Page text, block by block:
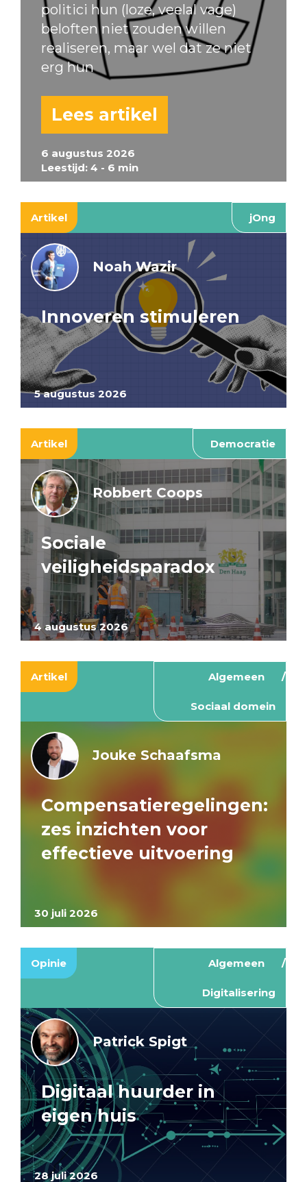
6 augustus 2026
Leestijd: 4 - 6 min
politici hun (loze, veelal vage)
beloften niet zouden willen
realiseren, maar wel dat ze niet
erg hun
Lees artikel
Artikel jOng
5 augustus 2026
Noah Wazir
Innoveren stimuleren
Artikel Democratie
4 augustus 2026
Robbert Coops
Sociale
veiligheidsparadox
Artikel Algemeen
Sociaal domein
30 juli 2026
Jouke Schaafsma
Compensatieregelingen:
zes inzichten voor
effectieve uitvoering
Opinie Algemeen
Digitalisering
28 juli 2026
Patrick Spigt
Digitaal huurder in
eigen huis